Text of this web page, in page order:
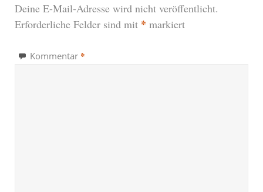
Deine E-Mail-Adresse wird nicht veröffentlicht.
Erforderliche Felder sind mit * markiert
Kommentar *